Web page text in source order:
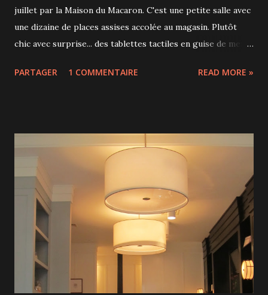
juillet par la Maison du Macaron. C'est une petite salle avec
une dizaine de places assises accolée au magasin. Plutôt
chic avec surprise... des tablettes tactiles en guise de menu!
originales. Le service est impeccable et il y avait même
PARTAGER 1 COMMENTAIRE READ MORE »